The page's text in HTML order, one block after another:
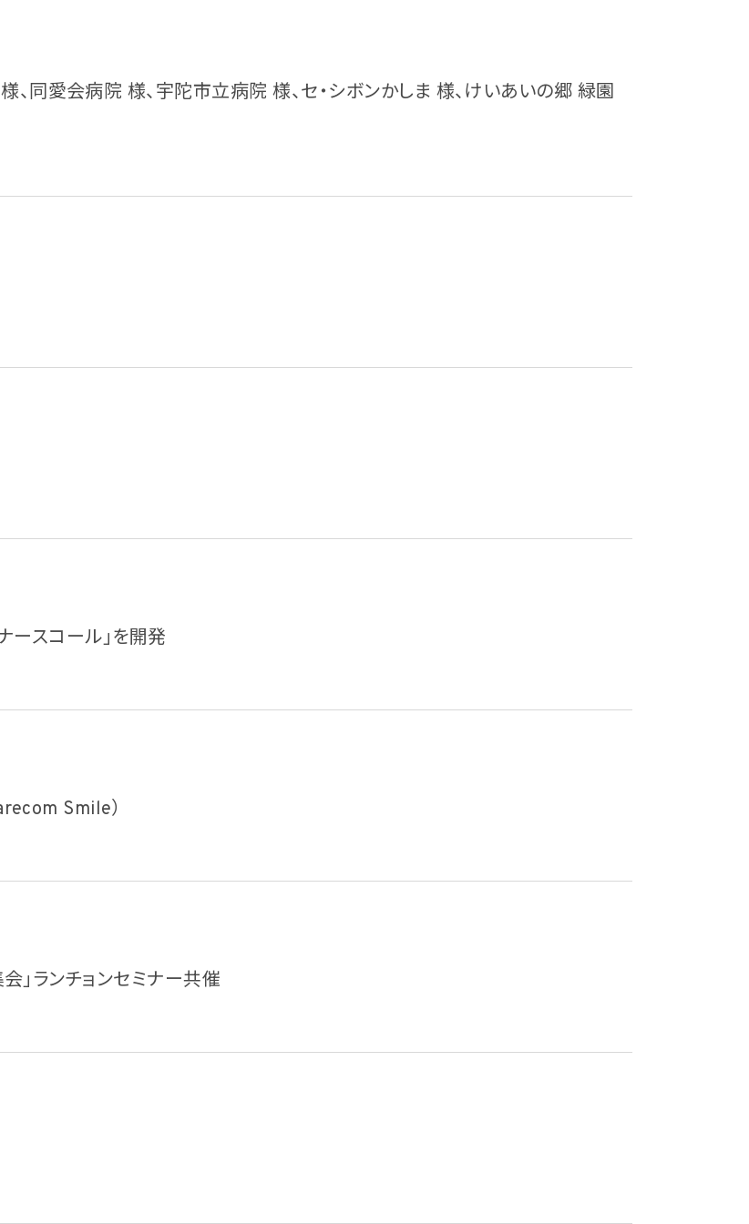
同愛会病院 様、宇陀市立病院 様、セ・シボンかしま 様、けいあいの郷 緑園
ースコール」を開発
Smile）
ランチョンセミナー共催